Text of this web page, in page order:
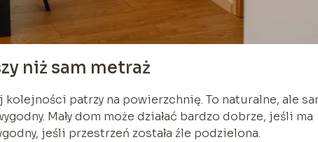
niż sam metraż
patrzy na powierzchnię. To naturalne, ale
Mały dom może działać bardzo dobrze, jeśli ma
jeśli przestrzeń została źle podzielona.